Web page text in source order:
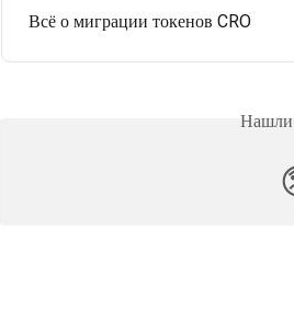
Всё о миграции токенов CRO
Нашли